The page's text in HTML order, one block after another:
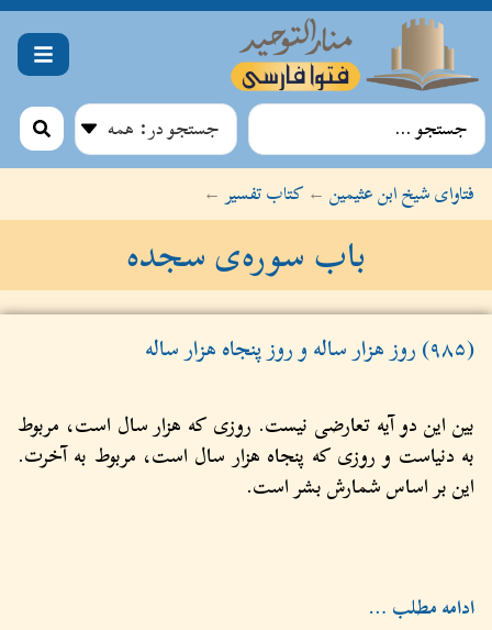
فتاوای شیخ ابن عثیمین ←کتاب تفسیر←
باب سوره‌ی سجده
(۹۸۵) روز هزار ساله و روز پنجاه هزار ساله
بین این دو آیه تعارضی نیست. روزی که هزار سال است، مربوط
به دنیاست و روزی که پنجاه هزار سال است، مربوط به آخرت.
این بر اساس شمارش بشر است.
ادامه مطلب …